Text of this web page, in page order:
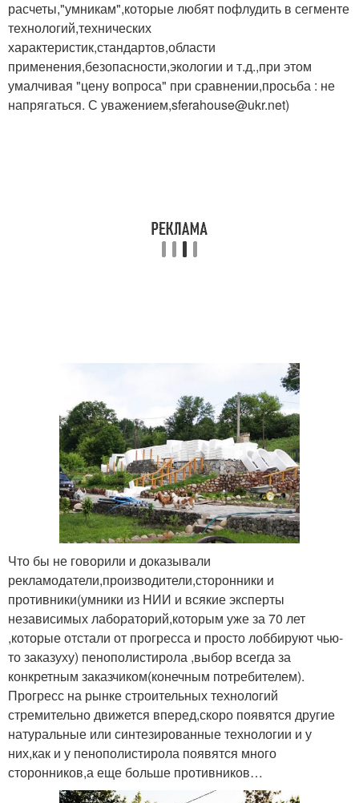
расчеты,"умникам",которые любят пофлудить в сегменте
технологий,технических
характеристик,стандартов,области
применения,безопасности,экологии и т.д.,при этом
умалчивая "цену вопроса" при сравнении,просьба : не
напрягаться. С уважением,sferahouse@ukr.net)
Что бы не говорили и доказывали
рекламодатели,производители,сторонники и
противники(умники из НИИ и всякие эксперты
независимых лабораторий,которым уже за 70 лет
,которые отстали от прогресса и просто лоббируют чью-
то заказуху) пенополистирола ,выбор всегда за
конкретным заказчиком(конечным потребителем).
Прогресс на рынке строительных технологий
стремительно движется вперед,скоро появятся другие
натуральные или синтезированные технологии и у
них,как и у пенополистирола появятся много
сторонников,а еще больше противников…